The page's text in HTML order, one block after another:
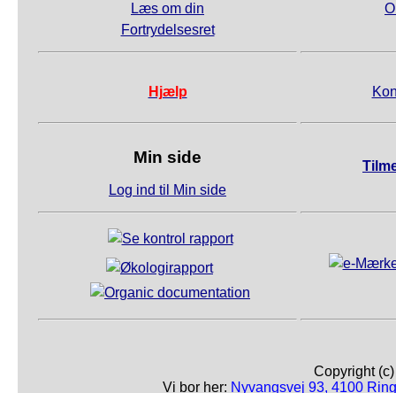
Læs om din
Fortrydelsesret
Hjælp
Min side
Log ind til Min side
Copyright
Vi bor her: Nyvangsvej 93, 4100